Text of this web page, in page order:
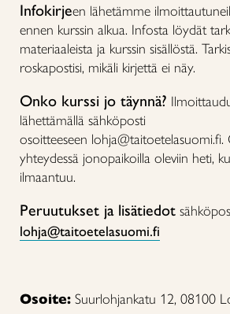
Infokirjeen lähetämme
ennen kurssin alkua. Infosta löydät
materiaaleista ja kurssin sisällöstä.
roskapostisi, mikäli kirjettä ei näy.
Onko kurssi jo täynnä?
lähettämällä sähköposti
osoitteeseen lohja@taitoetelasuomi.fi.
yhteydessä jonopaikoilla oleviin heti,
ilmaantuu.
Peruutukset ja lisätiedot
lohja@taitoetelasuomi.fi
Osoite: Suurlohjankatu 12, 08100